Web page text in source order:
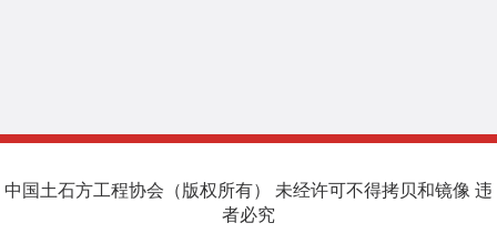
中国土石方工程协会（版权所有） 未经许可不得拷贝和镜像 违
者必究